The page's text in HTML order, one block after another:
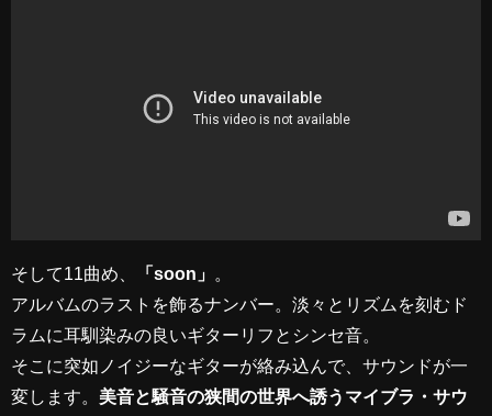
そして11曲め、 「soon」
アルバムのラストを飾るナンバー。淡々とリズムを刻むド
ラムに耳馴染みの良いギターリフとシンセ音。
そこに突如ノイジーなギターが絡み込んで、サウンドが一
変します。 美音と騒音の狭間の世界へ誘うマイブラ・サウ